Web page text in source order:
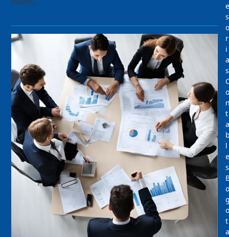
e
s
o
r
i
a
s
o
t
a
l
e
s
o
o
t
a